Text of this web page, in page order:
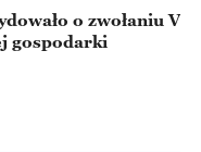
o zwołaniu V
gospodarki